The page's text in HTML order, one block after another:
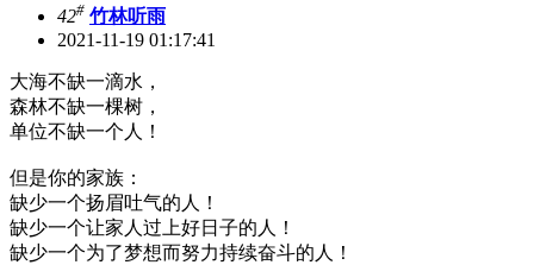
42# 竹林听雨
2021-11-19 01:17:41
大海不缺一滴水，
森林不缺一棵树，
单位不缺一个人！
但是你的家族：
缺少一个扬眉吐气的人！
缺少一个让家人过上好日子的人！
缺少一个为了梦想而努力持续奋斗的人！